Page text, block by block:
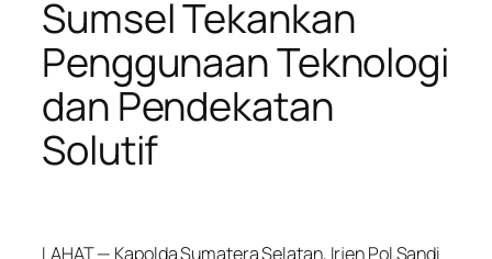
Sumsel Tekankan
Penggunaan Teknologi
dan Pendekatan
Solutif
LAHAT — Kapolda Sumatera Selatan, Irjen Pol Sandi